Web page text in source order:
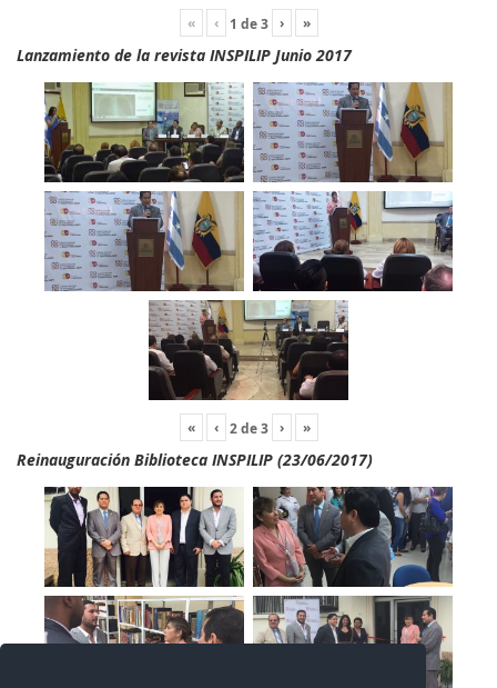
« ‹ 1 de3 › »
Lanzamiento de la revista INSPILIP Junio 2017
« ‹ 2de3 › »
Reinauguración Biblioteca INSPILIP (23/06/2017)